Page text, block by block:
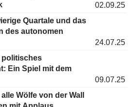
02.09.25
Quartale und das
des autonomen
24.07.25
politisches
Ein Spiel mit dem
09.07.25
Wölfe von der Wall